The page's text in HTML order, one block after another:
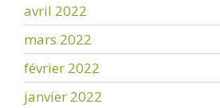
avril 2022
mars 2022
février 2022
janvier 2022